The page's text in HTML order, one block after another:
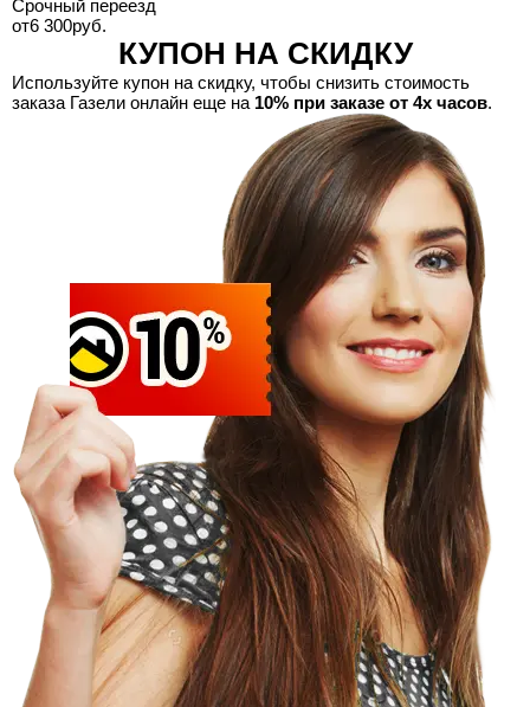
Срочный переезд
от6 300руб.
КУПОН НА СКИДКУ
Используйте купон на скидку, чтобы снизить стоимость
заказа Газели онлайн еще на 10% при заказе от 4х часов.